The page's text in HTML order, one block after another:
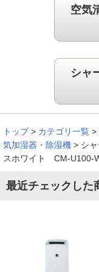
冷風で
衣類乾燥機が欲しか
った。予想してたよ
除湿効
１５年くらい使用し
部屋干
空気
シャ
トップ > カテゴリ一覧 >
気加湿器・除湿機 > シ
スホワイト CM-U100-
最近チェックした